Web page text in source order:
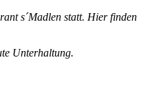
s´Madlen statt. Hier finden
Unterhaltung.